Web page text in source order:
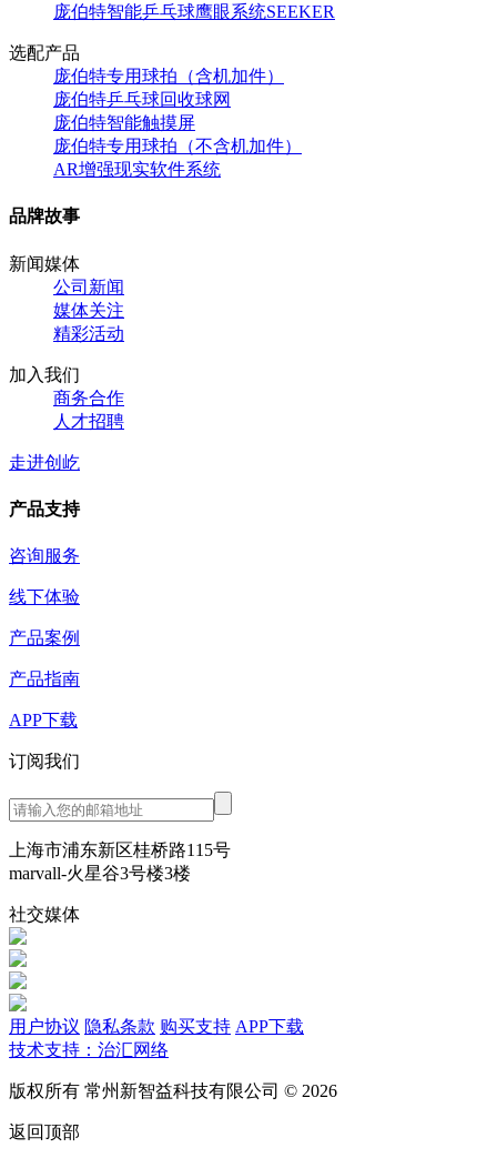
庞伯特智能乒乓球鹰眼系统SEEKER
选配产品
庞伯特专用球拍（含机加件）
庞伯特乒乓球回收球网
庞伯特智能触摸屏
庞伯特专用球拍（不含机加件）
AR增强现实软件系统
品牌故事
新闻媒体
公司新闻
媒体关注
精彩活动
加入我们
商务合作
人才招聘
走进创屹
产品支持
咨询服务
线下体验
产品案例
产品指南
APP下载
订阅我们
上海市浦东新区桂桥路115号
marvall-火星谷3号楼3楼
社交媒体
用户协议 隐私条款 购买支持 APP下载
技术支持：治汇网络
版权所有 常州新智益科技有限公司 © 2026
返回顶部